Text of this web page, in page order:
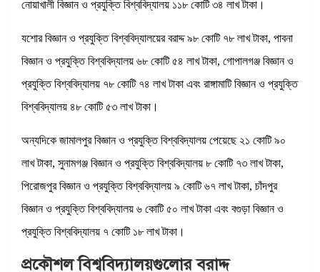
নোয়াখালী বিজ্ঞান ও প্রযুক্তি বিশ্ববিদ্যালয় ১১৮ কোটি ৩৪ লাখ টাকা।
যশোর বিজ্ঞান ও প্রযুক্তি বিশ্ববিদ্যালয়ের বরাদ্দ ৯৮ কোটি ৭৮ লাখ টাকা, পাবনা
বিজ্ঞান ও প্রযুক্তি বিশ্ববিদ্যালয় ৬৮ কোটি ৫৪ লাখ টাকা, গোপালগঞ্জ বিজ্ঞান ও
প্রযুক্তি বিশ্ববিদ্যালয় ৭৮ কোটি ৭৪ লাখ টাকা এবং রাঙ্গামাটি বিজ্ঞান ও প্রযুক্তি
বিশ্ববিদ্যালয় ৪৮ কোটি ৫৩ লাখ টাকা।
অন্যদিকে জামালপুর বিজ্ঞান ও প্রযুক্তি বিশ্ববিদ্যালয় পেয়েছে ২১ কোটি ৯০
লাখ টাকা, সুনামগঞ্জ বিজ্ঞান ও প্রযুক্তি বিশ্ববিদ্যালয় ৮ কোটি ৭৩ লাখ টাকা,
পিরোজপুর বিজ্ঞান ও প্রযুক্তি বিশ্ববিদ্যালয় ৯ কোটি ৬৭ লাখ টাকা, চাঁদপুর
বিজ্ঞান ও প্রযুক্তি বিশ্ববিদ্যালয় ৬ কোটি ৫০ লাখ টাকা এবং বগুড়া বিজ্ঞান ও
প্রযুক্তি বিশ্ববিদ্যালয় ৭ কোটি ১৮ লাখ টাকা।
প্রকৌশল বিশ্ববিদ্যালয়গুলোর বরাদ্দ